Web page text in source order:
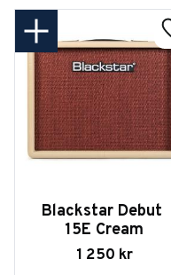
Blackstar Debut
15E Cream
1 250 kr